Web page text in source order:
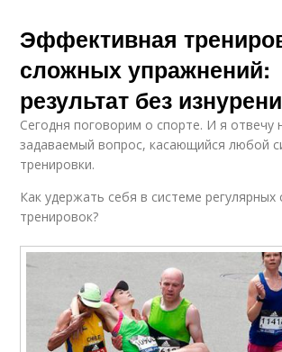
Эффективная
сложных упражнений:
результат без
Сегодня поговорим о спорте. И я отвечу
задаваемый вопрос, касающийся любой
тренировки.
Как удержать себя в системе
тренировок?